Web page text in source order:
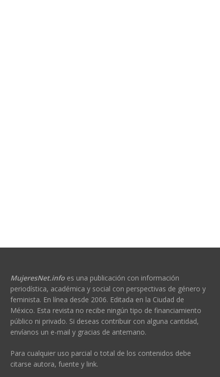
MujeresNet.infoes una publicación con información
periodística, académica y social con perspectivas de género y
feminista. En línea desde 2006. Editada en la Ciudad de
México. Esta revista no recibe ningún tipo de financiamiento
público ni privado. Si deseas contribuir con alguna cantidad,
envíanos un e-mail y gracias de antemano.
Para cualquier uso parcial o total de los contenidos debe
citarse autora, fuente y link.